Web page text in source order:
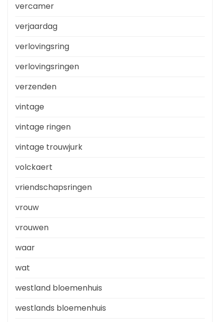
vercamer
verjaardag
verlovingsring
verlovingsringen
verzenden
vintage
vintage ringen
vintage trouwjurk
volckaert
vriendschapsringen
vrouw
vrouwen
waar
wat
westland bloemenhuis
westlands bloemenhuis